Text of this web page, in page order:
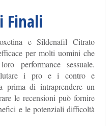
Finali
e Sildenafil Citrato
per molti uomini che
performance sessuale.
i pro e i contro e
prima di intraprendere un
le recensioni può fornire
e le potenziali difficoltà